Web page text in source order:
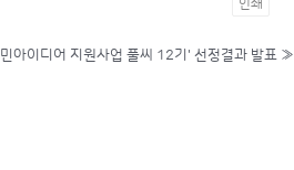
인쇄
아이디어 지원사업 풀씨 12기' 선정결과 발표 »